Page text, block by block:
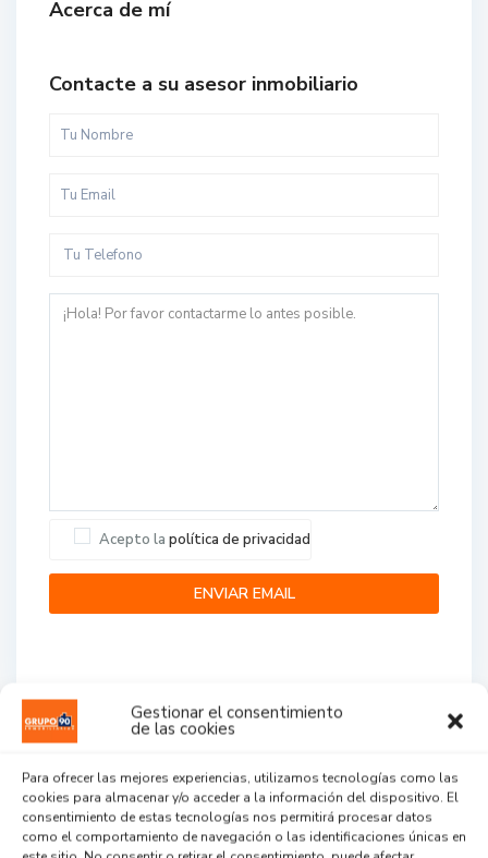
Gestionar el consentimiento
de las cookies
Para ofrecer las mejores experiencias, utilizamos tecnologías como las
cookies para almacenar y/o acceder a la información del dispositivo. El
consentimiento de estas tecnologías nos permitirá procesar datos
como el comportamiento de navegación o las identificaciones únicas en
Acerca de mí
Contacte a su asesor inmobiliario
Acepto la política de privacidad
...